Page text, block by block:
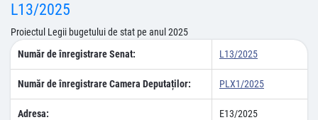
L13/2025
Proiectul Legii bugetului de stat pe anul 2025
Număr de înregistrare Senat:
L13/2025
Număr de înregistrare Camera Deputaților: PLX1/2025
Adresa: E13/2025